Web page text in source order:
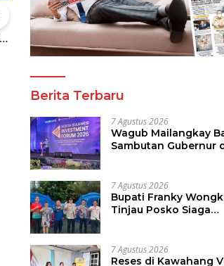
Juara Tinju Asia Ramaikan
Kejuaraan Tinju Perbati
2026 Memperebutkan Piala
Wali Kota Manado
dan
Berita Terbaru
7 Agustus 2026
Wagub Mailangkay
Sambutan Gubernur
Hilirisasi Kelapa ke
7 Agustus 2026
Bupati Franky
Tinjau Posko Siaga
Musim Kemarau
7 Agustus 2026
Reses di Kawahang